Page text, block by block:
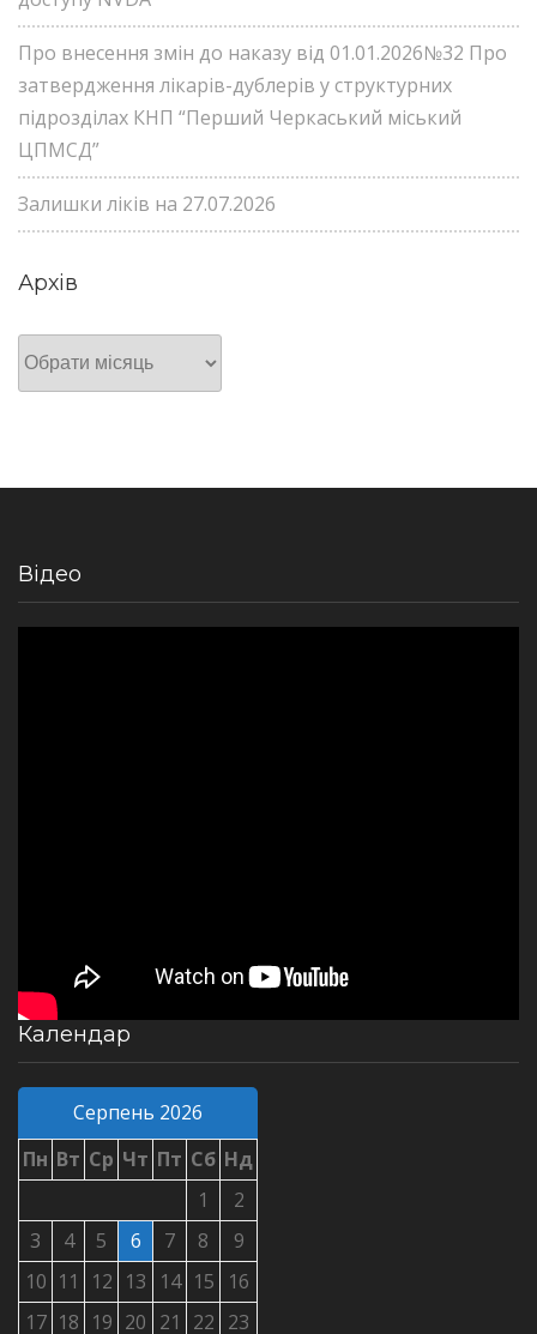
Про внесення змін до наказу від 01.01.2026№32 Про
затвердження лікарів-дублерів у структурних
підрозділах КНП “Перший Черкаський міський
ЦПМСД”
Залишки ліків на 27.07.2026
Архів
Архів
Відео
Календар
Серпень 2026
Пн Вт Ср Чт Пт Сб Нд
1
2
3
4 5 6 7 8
9
10 11 12 13 14 15
16
17 18 19 20 21 22 23